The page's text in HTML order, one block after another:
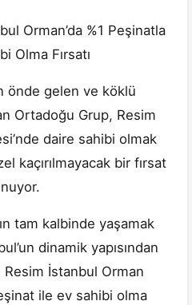
Orman’da %1 Peşinatla
Olma Fırsatı
önde gelen ve köklü
Ortadoğu Grup, Resim
daire sahibi olmak
kaçırılmayacak bir fırsat
tam kalbinde yaşamak
dinamik yapısından
İstanbul Orman
ile ev sahibi olma